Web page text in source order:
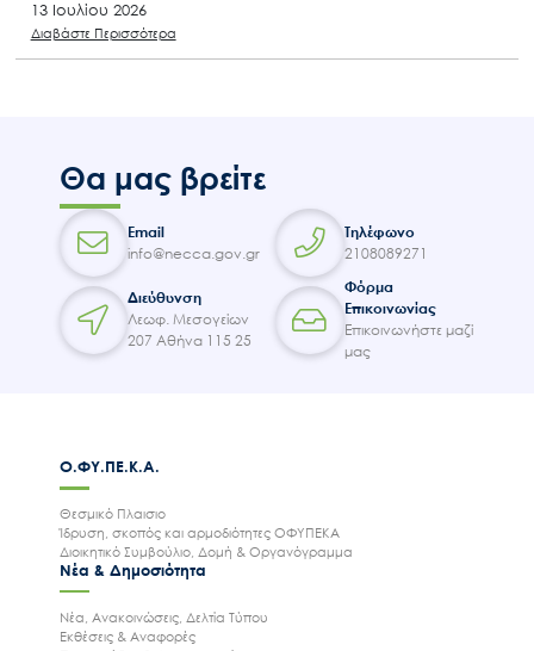
13 Ιουλίου 2026
Διαβάστε Περισσότερα
Θα μας βρείτε
Email
info@necca.gov.gr
Τηλέφωνο
2108089271
Διεύθυνση
Λεωφ. Μεσογείων
207 Αθήνα 115 25
Φόρμα
Επικοινωνίας
Επικοινωνήστε μαζί
μας
Ο.ΦΥ.ΠΕ.Κ.Α.
Θεσμικό Πλαισιο
Ίδρυση, σκοπός και αρμοδιότητες ΟΦΥΠΕΚΑ
Διοικητικό Συμβούλιο, Δομή & Οργανόγραμμα
Νέα & Δημοσιότητα
Νέα, Ανακοινώσεις, Δελτία Τύπου
Εκθέσεις & Αναφορές